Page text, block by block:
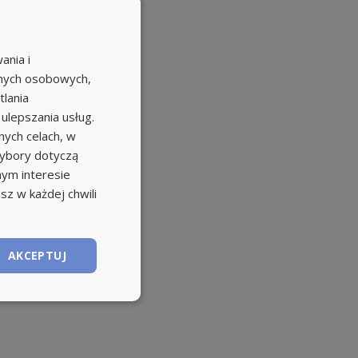
i
osobowych,
usług.
celach, w
dotyczą
interesie
w każdej chwili
AKCEPTUJ